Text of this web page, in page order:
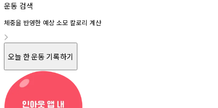
운동 검색
체중을 반영한 예상 소모 칼로리 계산
오늘 한 운동 기록하기